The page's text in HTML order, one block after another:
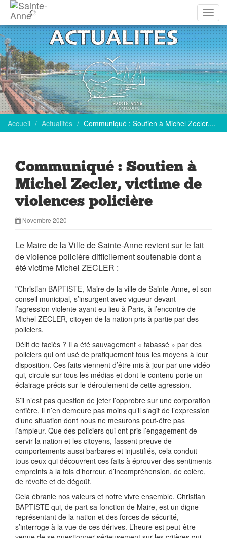
la
Accueil Actualités Communiqué : Soutien à Michel Zecler,...
Communiqué : Soutien à
Michel Zecler, victime de
violences policière
Novembre 2020
Le Maire de la Ville de Sainte-Anne revient sur le fait
de violence policière difficilement soutenable dont a
été victime Michel ZECLER :
"Christian BAPTISTE, Maire de la ville de Sainte-Anne, et son
conseil municipal, s’insurgent avec vigueur devant
l’agression violente ayant eu lieu à Paris, à l’encontre de
Michel ZECLER, citoyen de la nation pris à partie par des
policiers.
Délit de faciès ? Il a été sauvagement « tabassé » par des
policiers qui ont usé de pratiquement tous les moyens à leur
disposition. Ces faits viennent d’être mis à jour par une vidéo
qui, circule sur tous les médias et dont le contenu porte un
éclairage précis sur le déroulement de cette agression.
S’il n’est pas question de jeter l’opprobre sur une corporation
entière, il n’en demeure pas moins qu’il s’agit de l’expression
d’une situation dont nous ne mesurons peut-être pas
l’ampleur. Que des policiers qui ont pris l’engagement de
servir la nation et les citoyens, fassent preuve de
comportements aussi barbares et injustifiés, cela conduit
tous ceux qui découvrent ces faits à éprouver des sentiments
empreints à la fois d’horreur, d’incompréhension, de colère,
de révolte et de dégoût.
Cela ébranle nos valeurs et notre vivre ensemble. Christian
BAPTISTE qui, de part sa fonction de Maire, est un digne
représentant de la nation et des forces de sécurité,
s’interroge à la vue de ces dérives. L’heure est peut-être